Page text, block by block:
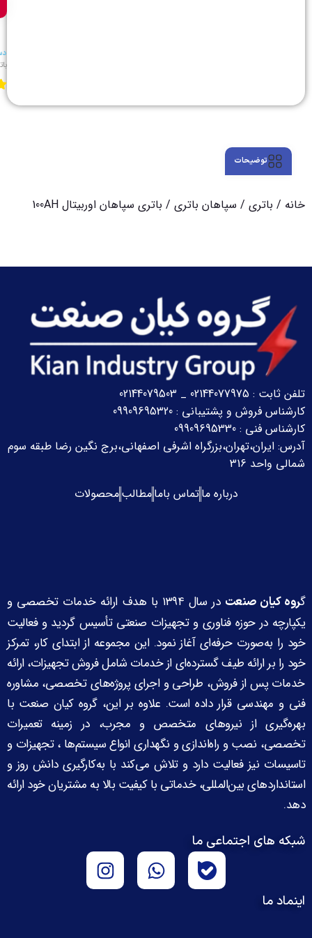
توضیحات
خانه / باتری / سپاهان باتری / باتری سپاهان اوربیتال 100AH
تلفن ثابت : 02144077975 _ 02144079503
کارشناس فروش و پشتیبانی : 09909695320
کارشناس فنی : 09909695330
آدرس: ایران،تهران،بزرگراه اشرفی اصفهانی،برج نگین رضا طبقه سوم
شمالی واحد 316
درباره ماتماس بامامطالبمحصولات
گروه کیان صنعت
در سال ۱۳۹۴ با هدف ارائه خدمات تخصصی و
یکپارچه در حوزه فناوری و تجهیزات صنعتی تأسیس گردید و فعالیت
خود را به‌صورت حرفه‌ای آغاز نمود. این مجموعه از ابتدای کار، تمرکز
خود را بر ارائه طیف گسترده‌ای از خدمات شامل فروش تجهیزات، ارائه
خدمات پس از فروش، طراحی و اجرای پروژه‌های تخصصی، مشاوره
فنی و مهندسی قرار داده است. علاوه بر این، گروه کیان صنعت با
بهره‌گیری از نیروهای متخصص و مجرب، در زمینه تعمیرات
تخصصی، نصب و راه‌اندازی و نگهداری انواع سیستم‌ها ، تجهیزات و
تاسیسات نیز فعالیت دارد و تلاش می‌کند با به‌کارگیری دانش روز و
استانداردهای بین‌المللی، خدماتی با کیفیت بالا به مشتریان خود ارائه
دهد.
شبکه های اجتماعی ما
اینماد ما